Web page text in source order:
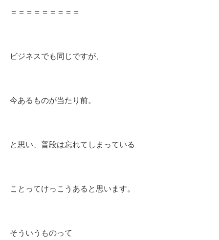
＝＝＝＝＝＝＝＝＝
ビジネスでも同じですが、
今あるものが当たり前。
と思い、普段は忘れてしまっている
ことってけっこうあると思います。
そういうものって